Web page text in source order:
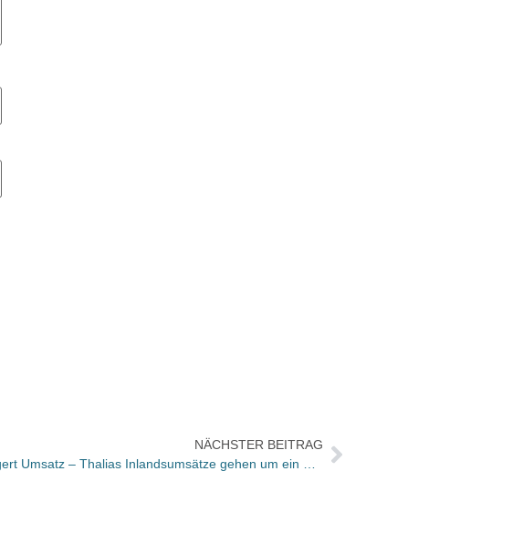
NÄCHSTER BEITRAG